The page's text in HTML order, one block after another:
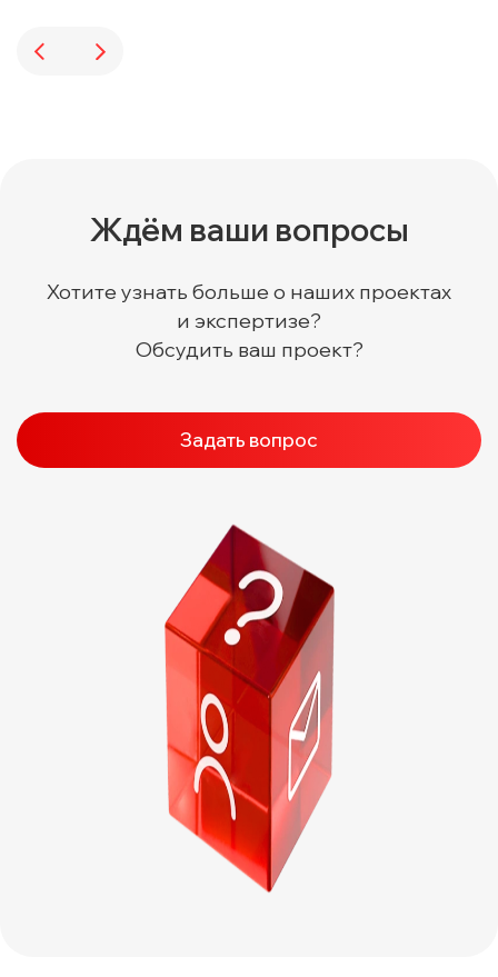
Ждём ваши вопросы
Хотите узнать больше о наших проектах
и экспертизе?
Обсудить ваш проект?
Задать вопрос